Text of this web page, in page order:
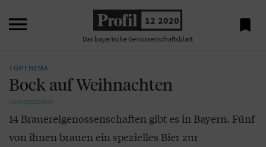
 12 2020
Das bayerische Genossenschaftsblatt

TOPTHEMA
Bock auf Weihnachten
14 Brauereigenossenschaften gibt es in Bayern. Fünf
von ihnen brauen ein spezielles Bier zur